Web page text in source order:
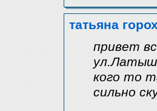
татьяна
привет
кого то
сильно